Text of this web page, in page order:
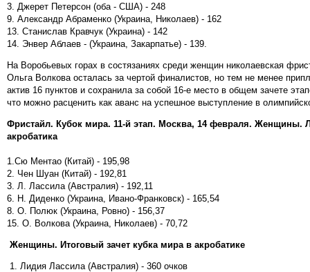
3. Джерет Петерсон (оба - США) - 248
9. Александр Абраменко (Украина, Николаев) - 162
13. Станислав Кравчук (Украина) - 142
14. Энвер Аблаев - (Украина, Закарпатье) - 139.
На Воробьевых горах в состязаниях среди женщин николаевская
Ольга Волкова осталась за чертой финалистов, но тем не менее
актив 16 пунктов и сохранила за собой 16-е место в общем зачете
что можно расценить как аванс на успешное выступление в
Фристайл. Кубок мира. 11-й этап. Москва, 14 февраля. Женщины.
акробатика
1.Сю Ментао (Китай) - 195,98
2. Чен Шуан (Китай) - 192,81
3. Л. Лассила (Австралия) - 192,11
6. Н. Диденко (Украина, Ивано-Франковск) - 165,54
8. О. Полюк (Украина, Ровно) - 156,37
15. О. Волкова (Украина, Николаев) - 70,72
Женщины. Итоговый зачет кубка мира в акробатике
1. Лидия Лассила (Австралия) - 360 очков